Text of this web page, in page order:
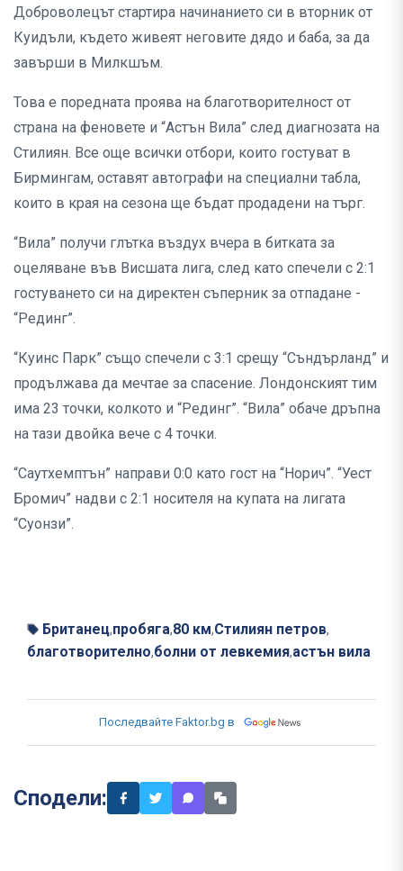
Доброволецът стартира начинанието си в вторник от
Куидъли, където живеят неговите дядо и баба, за да
завърши в Милкшъм.
Това е поредната проява на благотворителност от
страна на феновете и “Астън Вила” след диагнозата на
Стилиян. Все още всички отбори, които гостуват в
Бирмингам, оставят автографи на специални табла,
които в края на сезона ще бъдат продадени на търг.
“Вила” получи глътка въздух вчера в битката за
оцеляване във Висшата лига, след като спечели с 2:1
гостуването си на директен съперник за отпадане -
“Рединг”.
“Куинс Парк” също спечели с 3:1 срещу “Съндърланд” и
продължава да мечтае за спасение. Лондонският тим
има 23 точки, колкото и “Рединг”. “Вила” обаче дръпна
на тази двойка вече с 4 точки.
“Саутхемптън” направи 0:0 като гост на “Норич”. “Уест
Бромич” надви с 2:1 носителя на купата на лигата
“Суонзи”.
Британец,пробяга,80 км,Стилиян петров,
благотворително,болни от левкемия,астън вила
Последвайте Faktor.bg в
Сподели: